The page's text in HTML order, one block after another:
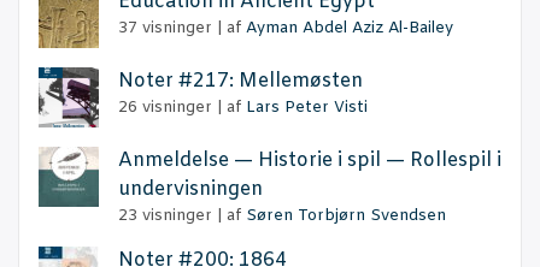
37 visninger af Ayman Abdel Aziz Al-Bailey
Noter #217: Mellemøsten
26 visninger af Lars Peter Visti
Anmel­del­se — Histo­rie i spil — Rol­le­spil i
undervisningen
23 visninger af Søren Torbjørn Svendsen
Noter #200: 1864